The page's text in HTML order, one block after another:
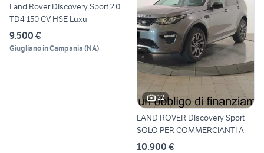
Land Rover Discovery Sport 2.0
TD4 150 CV HSE Luxu
9.500 €
Giugliano in Campania (NA)
22
LAND ROVER Discovery Sport
SOLO PER COMMERCIANTI A
10.900 €